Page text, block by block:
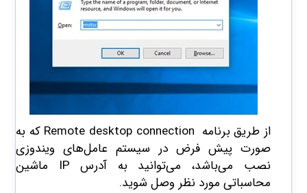
از طریق برنامه Remote desktop connection که به
صورت پیش فرض در سیستم عامل‌های ویندوزی
نصب می‌باشد، می‌توانید به آدرس IP ماشین
محاسباتی مورد نظر وصل شوید.